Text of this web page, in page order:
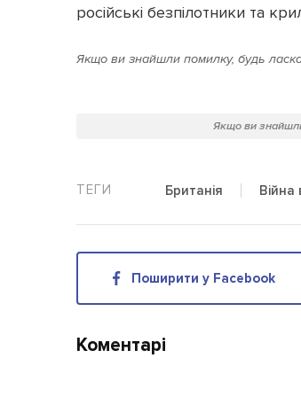
російські безпілотники та
Якщо ви знайшли помилку, будь ласка,
Якщо ви знайшли
Британія Війна
Поширити у Facebook
Коментарі